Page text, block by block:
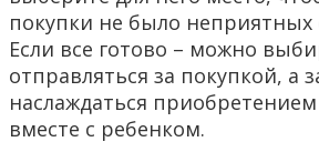
покупки не было
Если все готово – можно
отправляться за покупкой, а
наслаждаться
вместе с ребенком.